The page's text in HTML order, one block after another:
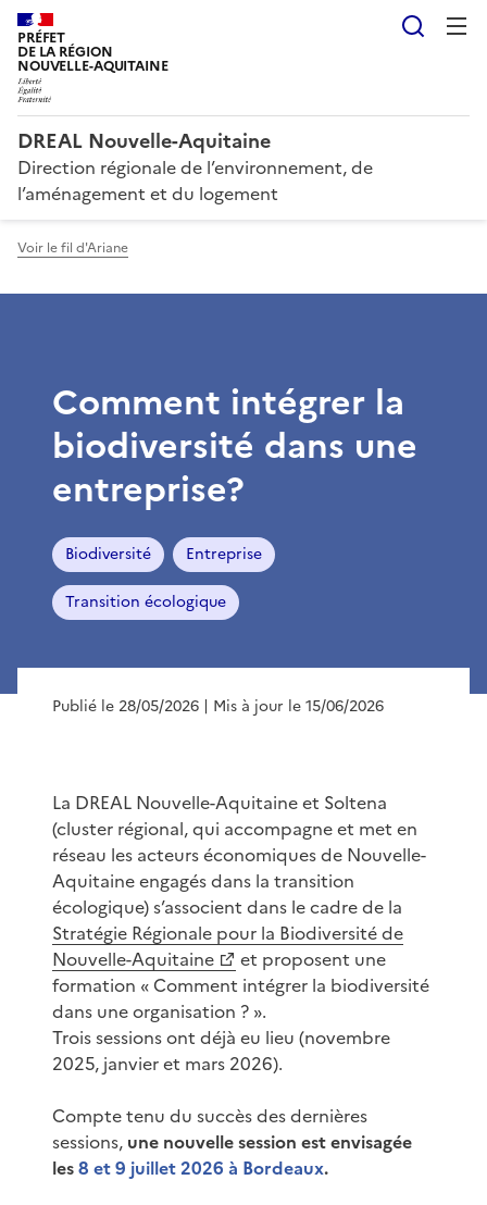
PRÉFET
DE LA RÉGION
NOUVELLE-AQUITAINE
DREAL Nouvelle-Aquitaine
Direction régionale de l’environnement, de
l’aménagement et du logement
Voir le fil d'Ariane
Comment intégrer la
biodiversité dans une
entreprise?
Biodiversité Entreprise
Transition écologique
Publié le 28/05/2026 | Mis à jour le 15/06/2026
La DREAL Nouvelle-Aquitaine et Soltena
(cluster régional, qui accompagne et met en
réseau les acteurs économiques de Nouvelle-
Aquitaine engagés dans la transition
écologique) s’associent dans le cadre de la
Stratégie Régionale pour la Biodiversité de
Nouvelle-Aquitaine
et proposent une
formation « Comment intégrer la biodiversité
dans une organisation ? ».
Trois sessions ont déjà eu lieu (novembre
2025, janvier et mars 2026).
Compte tenu du succès des dernières
sessions, une nouvelle session est envisagée
les8 et 9 juillet 2026 à Bordeaux.